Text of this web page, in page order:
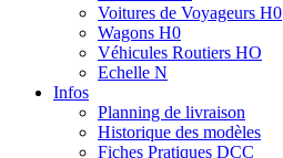
Voitures de Voyageurs H0
Wagons H0
Véhicules Routiers HO
Echelle N
Infos
Planning de livraison
Historique des modèles
Fiches Pratiques DCC